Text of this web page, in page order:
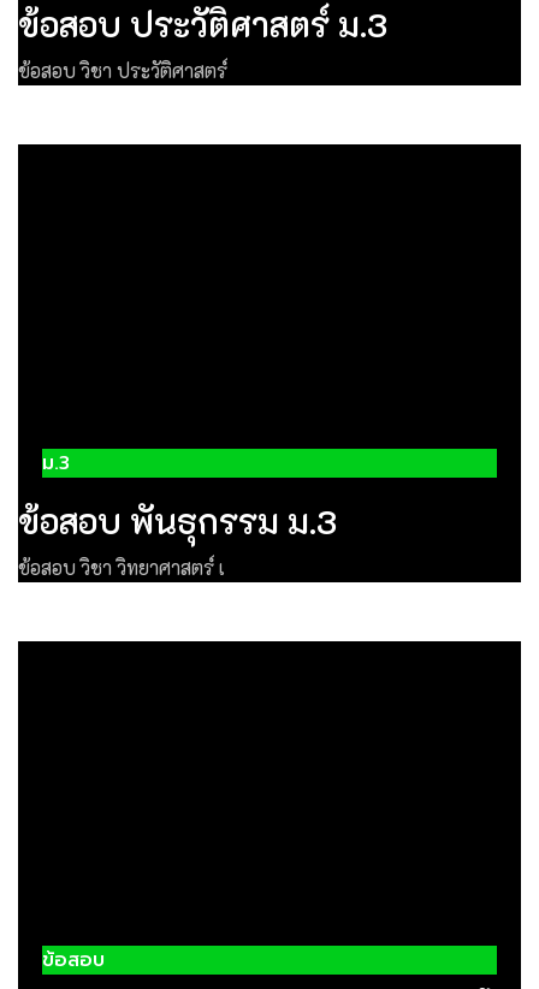
ข้อสอบ ประวัติศาสตร์ ม.3
ข้อสอบ วิชา ประวัติศาสตร์
ม.3
ข้อสอบ พันธุกรรม ม.3
ข้อสอบ วิชา วิทยาศาสตร์ เ
ข้อสอบ